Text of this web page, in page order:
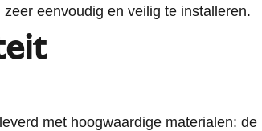
eenvoudig en veilig te installeren.
met hoogwaardige materialen: de